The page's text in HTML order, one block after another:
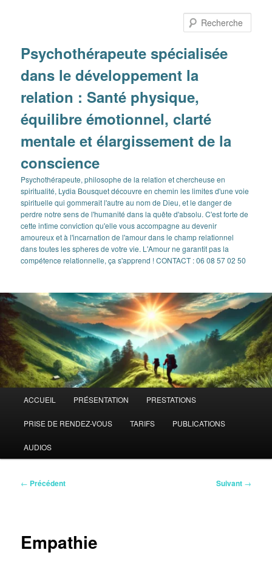
Psychothérapeute spécialisée
dans le développement la
relation : Santé physique,
équilibre émotionnel, clarté
mentale et élargissement de la
conscience
Psychothérapeute, philosophe de la relation et chercheuse en
spiritualité, Lydia Bousquet découvre en chemin les limites d'une voie
spirituelle qui gommerait l'autre au nom de Dieu, et le danger de
perdre notre sens de l'humanité dans la quête d'absolu. C'est forte de
cette intime conviction qu'elle vous accompagne au devenir
amoureux et à l'incarnation de l'amour dans le champ relationnel
dans toutes les spheres de votre vie. L'Amour ne garantit pas la
compétence relationnelle, ça s'apprend ! CONTACT : 06 08 57 02 50
principal
ACCUEIL PRÉSENTATION PRESTATIONS
PRISE DE RENDEZ-VOUS TARIFS PUBLICATIONS
AUDIOS
Navigation
← Précédent Suivant →
Empathie